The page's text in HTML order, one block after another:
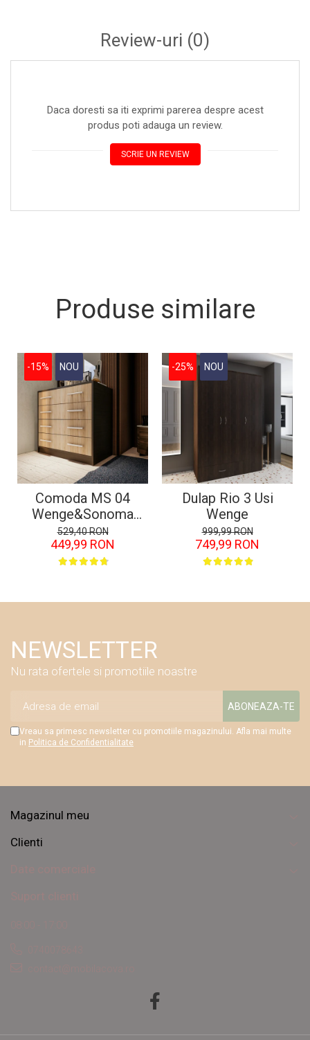
Review-uri (0)
Daca doresti sa iti exprimi parerea despre acest
produs poti adauga un review.
SCRIE UN REVIEW
Produse similare
-15% NOU
Comoda MS 04
Wenge&Sonoma
80x45x85 cm
529,40 RON
449,99 RON
-25% NOU
Dulap Rio 3 Usi
Wenge
999,99 RON
749,99 RON
NEWSLETTER
Nu rata ofertele si promotiile noastre
Vreau sa primesc newsletter cu promotiile magazinului. Afla mai multe
in Politica de Confidentialitate
Magazinul meu
Clienti
0740078643